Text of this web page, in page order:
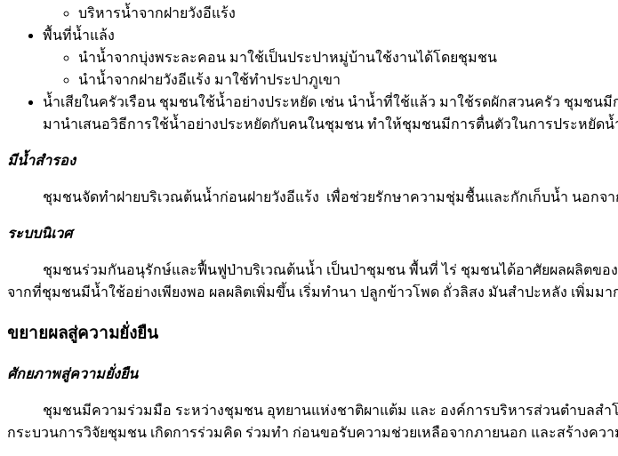
บริหารน้ำจากฝายวังอีแร้ง
พื้นที่น้ำแล้ง
นำน้ำจากบุ่งพระละคอน มาใช้เป็นประปาหมู่บ้านใช้งานได้โดยชุมชน
นำน้ำจากฝายวังอีแร้ง มาใช้ทำประปาภูเขา
น้ำเสียในครัวเรือน ชุมชนใช้น้ำอย่างประหยัด เช่น นำน้ำที่ใช้แล้ว มาใช้รดผักสวนครัว ชุมชน
มานำเสนอวิธีการใช้น้ำอย่างประหยัดกับคนในชุมชน ทำให้ชุมชนมีการตื่นตัวในการประหยัดน้
มีน้ำสำรอง
ชุมชนจัดทำฝายบริเวณต้นน้ำก่อนฝายวังอีแร้ง เพื่อช่วยรักษาความชุ่มชื้นและกักเก็บน้ำ นอกจ
ระบบนิเวศ
ชุมชนร่วมกันอนุรักษ์และฟื้นฟูป่าบริเวณต้นน้ำ เป็นป่าชุมชน พื้นที่ ไร่ ชุมชนได้อาศัยผลผลิตข
จากที่ชุมชนมีน้ำใช้อย่างเพียงพอ ผลผลิตเพิ่มขึ้น เริ่มทำนา ปลูกข้าวโพด ถั่วลิสง มันสำปะหลัง เพิ่มม
ขยายผลสู่ความยั่งยืน
ศักยภาพสู่ความยั่งยืน
ชุมชนมีความร่วมมือ ระหว่างชุมชน อุทยานแห่งชาติผาแต้ม และ องค์การบริหารส่วนตำบล
กระบวนการวิจัยชุมชน เกิดการร่วมคิด ร่วมทำ ก่อนขอรับความช่วยเหลือจากภายนอก และสร้างคว